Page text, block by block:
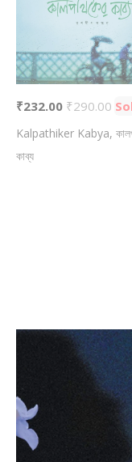
₹232.00 ₹290.00
Kalpathiker Kabya,
কাব্য